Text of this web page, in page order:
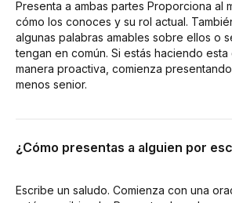
Presenta a ambas partes Proporciona al
cómo los conoces y su rol actual.
algunas palabras amables sobre ellos o
tengan en común. Si estás haciendo
manera proactiva, comienza
menos senior.
¿Cómo presentas a alguien por
Escribe un saludo. Comienza con una